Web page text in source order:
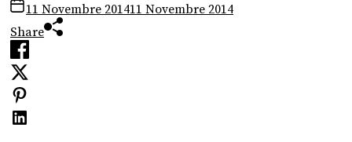
11 Novembre 201411 Novembre 2014
Share